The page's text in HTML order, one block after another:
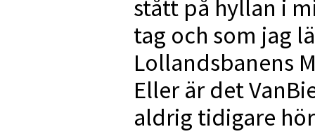
stått på hyllan i
tag och som jag
Lollandsbanens
Eller är det
aldrig tidigare